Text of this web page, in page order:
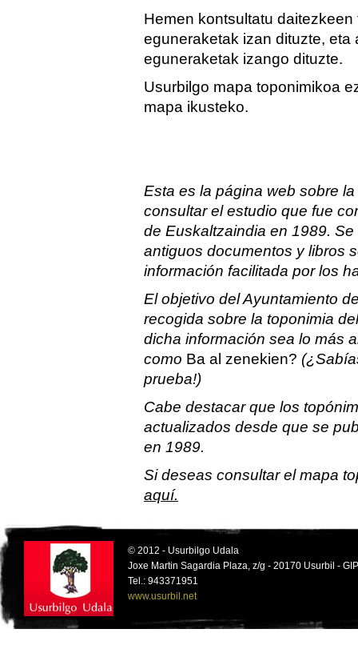
Hemen kontsultatu
eguneraketak izan dituzte,
eguneraketak izango dituzte.
Usurbilgo mapa toponimikoa
mapa ikusteko.
Esta es la página web sobre
consultar el estudio que fue
de Euskaltzaindia en 1989.
antiguos documentos y libros
información facilitada por los
El objetivo del Ayuntamiento
recogida sobre la toponimia
dicha información sea lo más
como Ba al zenekien?
prueba!)
Cabe destacar que los
actualizados desde que se
en 1989.
Si deseas consultar el mapa
aquí.
© 2012 - Usurbilgo Udala
Joxe Martin Sagardia Plaza, z/g - 20170 Usurbil -
Tel.: 943371951
www.usurbil.net